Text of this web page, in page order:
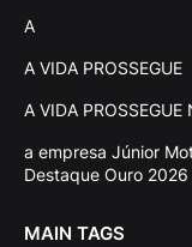
A
A VIDA PROSSEGUE
A VIDA PROSSEGUE
a empresa Júnior
Destaque Ouro 2026
MAIN TAGS